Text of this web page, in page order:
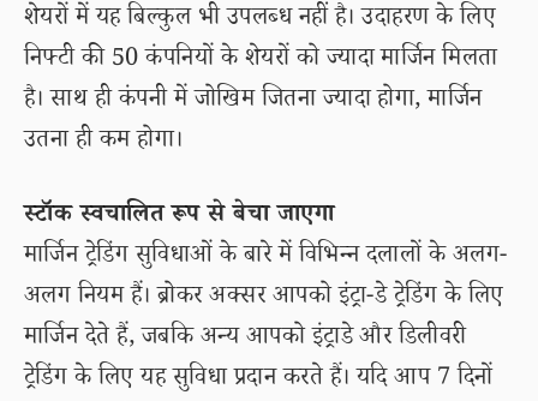
शेयरों में यह बिल्कुल भी उपलब्ध नहीं है। उदाहरण के लिए
निफ्टी की 50 कंपनियों के शेयरों को ज्यादा मार्जिन मिलता
है। साथ ही कंपनी में जोखिम जितना ज्यादा होगा, मार्जिन
उतना ही कम होगा।
स्टॉक स्वचालित रूप से बेचा जाएगा
मार्जिन ट्रेडिंग सुविधाओं के बारे में विभिन्न दलालों के अलग-
अलग नियम हैं। ब्रोकर अक्सर आपको इंट्रा-डे ट्रेडिंग के लिए
मार्जिन देते हैं, जबकि अन्य आपको इंट्राडे और डिलीवरी
ट्रेडिंग के लिए यह सुविधा प्रदान करते हैं। यदि आप 7 दिनों